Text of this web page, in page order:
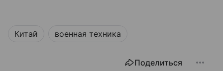
Китай военная техника
Поделиться